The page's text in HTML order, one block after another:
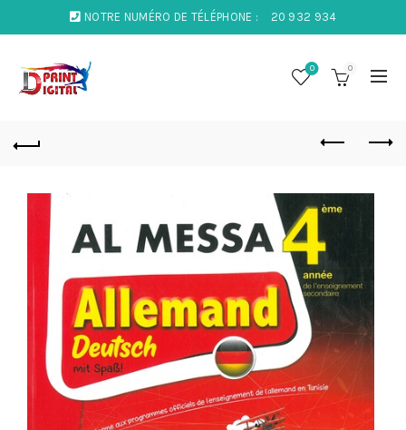
NOTRE NUMÉRO DE TÉLÉPHONE : 20 932 934
0 0